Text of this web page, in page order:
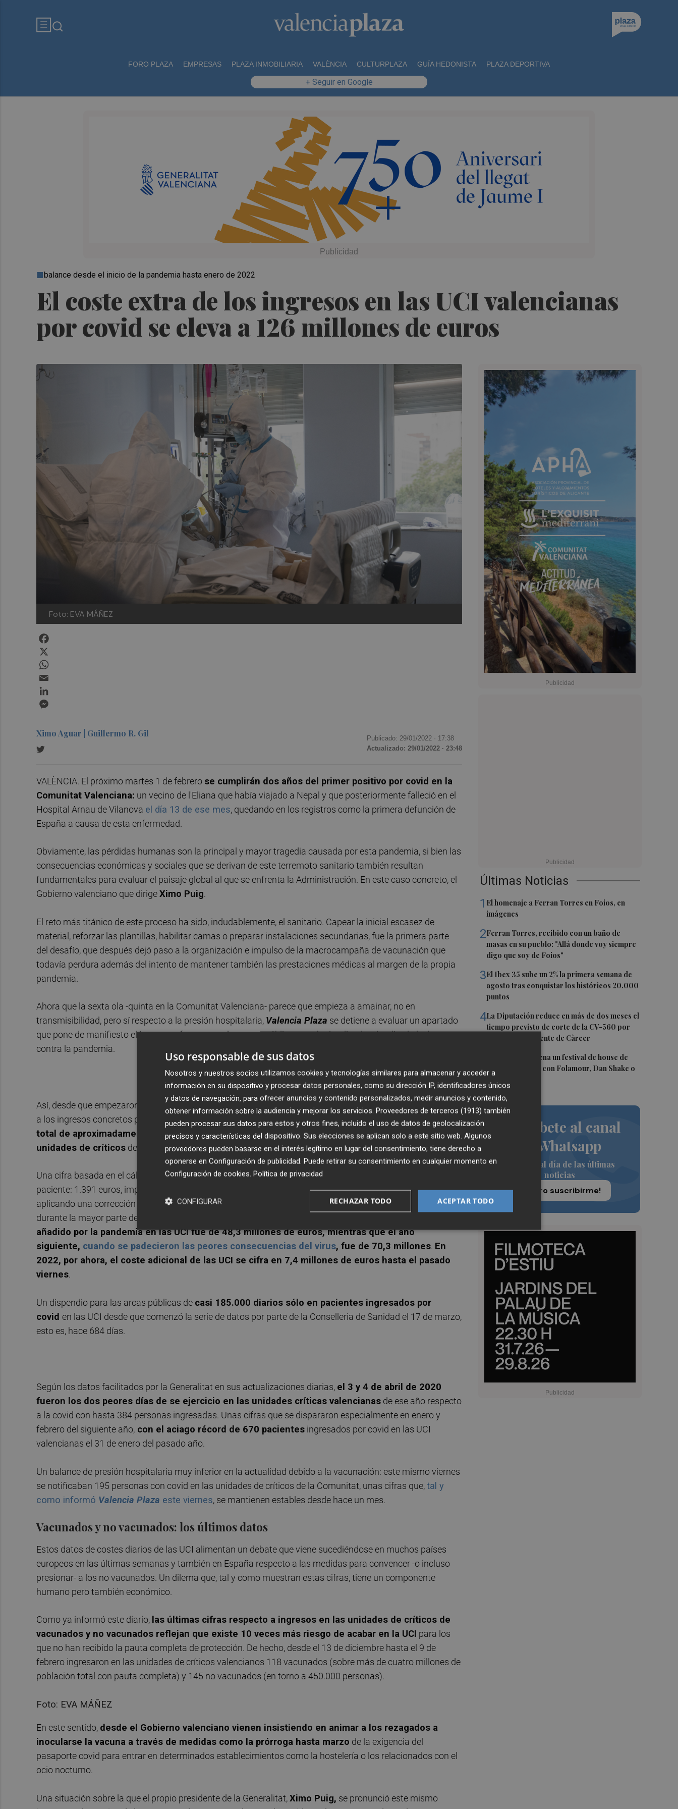
FORO PLAZA EMPRESAS PLAZA INMOBILIARIA VALÈNCIA CULTURPLAZA GUÍA HEDONISTA PLAZA DEPORTIVA
+ Seguir en Google
El coste extra de los ingresos en las UCI valencianas
por covid se eleva a 126 millones de euros
balance desde el inicio de la pandemia hasta enero de 2022
Foto: EVA MÁÑEZ
Últimas Noticias
1 El homenaje a Ferran Torres en Foios, en
imágenes
2Ferran Torres, recibido con un baño de
masas en su pueblo: "Allá donde voy siempre
digo que soy de Foios"
3El Ibex 35 sube un 2% la primera semana de
agosto tras conquistar los históricos 20.000
puntos
4La Diputación reduce en más de dos meses el
tiempo previsto de corte de la CV-560 por
las obras del puente de Càrcer
Roig Arena estrena un festival de house de
más de 10 horas con Folamour, Dan Shake o
Suscríbete al canal
de Whatsapp
Siempre al día de las últimas
noticias
¡Quiero suscribirme!
Ximo Aguar | Guillermo R. Gil Publicado: 29/01/2022 · 17:38
Actualizado: 29/01/2022 · 23:48
VALÈNCIA. El próximo martes 1 de febrero se cumplirán dos años del primer positivo por covid en la
Comunitat Valenciana: un vecino de l'Eliana que había viajado a Nepal y que posteriormente falleció en el
Hospital Arnau de Vilanova el día 13 de ese mes, quedando en los registros como la primera defunción de
España a causa de esta enfermedad.
Obviamente, las pérdidas humanas son la principal y mayor tragedia causada por esta pandemia, si bien las
consecuencias económicas y sociales que se derivan de este terremoto sanitario también resultan
fundamentales para evaluar el paisaje global al que se enfrenta la Administración. En este caso concreto, el
Gobierno valenciano que dirigeXimo Puig.
El reto más titánico de este proceso ha sido, indudablemente, el sanitario. Capear la inicial escasez de
material, reforzar las plantillas, habilitar camas o preparar instalaciones secundarias, fue la primera parte
del desafío, que después dejó paso a la organización e impulso de la macrocampaña de vacunación que
todavía perdura además del intento de mantener también las prestaciones médicas al margen de la propia
pandemia.
Ahora que la sexta ola -quinta en la Comunitat Valenciana- parece que empieza a amainar, no en
transmisibilidad, pero sí respecto a la presión hospitalaria, Valencia Plaza se detiene a evaluar un apartado
que pone de manifiesto el ingente esfuerzo para las arcas públicas que ha implicado e implica la lucha
contra la pandemia.
Así, desde que empezaron a facilitarse datos de la pandemia -en concreto el 17 de marzo de 2020- respecto
a los ingresos concretos por la covid en la UCI hasta este mismo viernes,la Generalitat lleva gastados un
total de aproximadamente 126 millones de euros extra sólo en el cuidado de pacientes en
unidades de críticos de la Comunitat Valenciana.
Una cifra basada en el cálculo que la conselleria utiliza para calibrar el coste de una cama UCI por día y
paciente: 1.391 euros, importe que, puntualizan fuentes oficiales, no incluye personal ni farmacia. Así,
aplicando una corrección en los fines de semana -donde no se han ofrecido datos de ingresos hospitalarios
durante la mayor parte de la pandemia- basada en la repetición de las cifras del viernes,
añadido por la pandemia en las UCI fue de 48,3 millones de euros, mientras que el año
siguiente, cuando se padecieron las peores consecuencias del virus, fue de 70,3 millones. En
2022, por ahora, el coste adicional de las UCI se cifra en 7,4 millones de euros hasta el pasado
viernes.
Un dispendio para las arcas públicas de casi 185.000 diarios sólo en pacientes ingresados por
covid en las UCI desde que comenzó la serie de datos por parte de la Conselleria de Sanidad el 17 de marzo,
esto es, hace 684 días.
Según los datos facilitados por la Generalitat en sus actualizaciones diarias, el 3 y 4 de abril de 2020
fueron los dos peores días de se ejercicio en las unidades críticas valencianas de ese año respecto
a la covid con hasta 384 personas ingresadas. Unas cifras que se dispararon especialmente en enero y
febrero del siguiente año, con el aciago récord de 670 pacientes ingresados por covid en las UCI
valencianas el 31 de enero del pasado año.
Un balance de presión hospitalaria muy inferior en la actualidad debido a la vacunación: este mismo viernes
se notificaban 195 personas con covid en las unidades de críticos de la Comunitat, unas cifras que,tal y
como informó Valencia Plaza este viernes, se mantienen estables desde hace un mes.
Vacunados y no vacunados: los últimos datos
Estos datos de costes diarios de las UCI alimentan un debate que viene sucediéndose en muchos países
europeos en las últimas semanas y también en España respecto a las medidas para convencer -o incluso
presionar- a los no vacunados. Un dilema que, tal y como muestran estas cifras, tiene un componente
humano pero también económico.
Como ya informó este diario, las últimas cifras respecto a ingresos en las unidades de críticos de
vacunados y no vacunados reflejan que existe 10 veces más riesgo de acabar en la UCI para los
que no han recibido la pauta completa de protección. De hecho, desde el 13 de diciembre hasta el 9 de
febrero ingresaron en las unidades de críticos valencianos 118 vacunados (sobre más de cuatro millones de
población total con pauta completa) y 145 no vacunados (en torno a 450.000 personas).
Foto: EVA MÁÑEZ
En este sentido, desde el Gobierno valenciano vienen insistiendo en animar a los rezagados a
inocularse la vacuna a través de medidas como la prórroga hasta marzo de la exigencia del
pasaporte covid para entrar en determinados establecimientos como la hostelería o los relacionados con el
ocio nocturno.
Una situación sobre la que el propio presidente de la Generalitat,Ximo Puig, se pronunció este mismo
Uso responsable de sus datos
Nosotros y nuestros socios utilizamos cookies y tecnologías similares para almacenar y acceder a
información en su dispositivo y procesar datos personales, como su dirección IP, identificadores únicos
y datos de navegación, para ofrecer anuncios y contenido personalizados, medir anuncios y contenido,
obtener información sobre la audiencia y mejorar los servicios. Proveedores de terceros (1913) también
pueden procesar sus datos para estos y otros fines, incluido el uso de datos de geolocalización
precisos y características del dispositivo. Sus elecciones se aplican solo a este sitio web. Algunos
proveedores pueden basarse en el interés legítimo en lugar del consentimiento; tiene derecho a
oponerse en Configuración de publicidad. Puede retirar su consentimiento en cualquier momento en
Configuración de cookies. Política de privacidad
ACEPTAR TODO
RECHAZAR TODO
CONFIGURAR